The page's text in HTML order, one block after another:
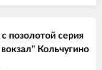
позолотой серия
Кольчугино